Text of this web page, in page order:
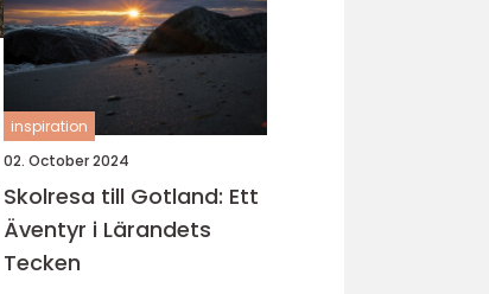
inspiration
02. October 2024
Skolresa till Gotland: Ett
Äventyr i Lärandets
Tecken